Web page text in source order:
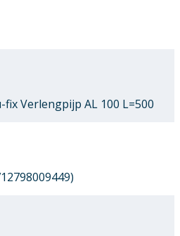
Verlengpijp AL 100 L=500